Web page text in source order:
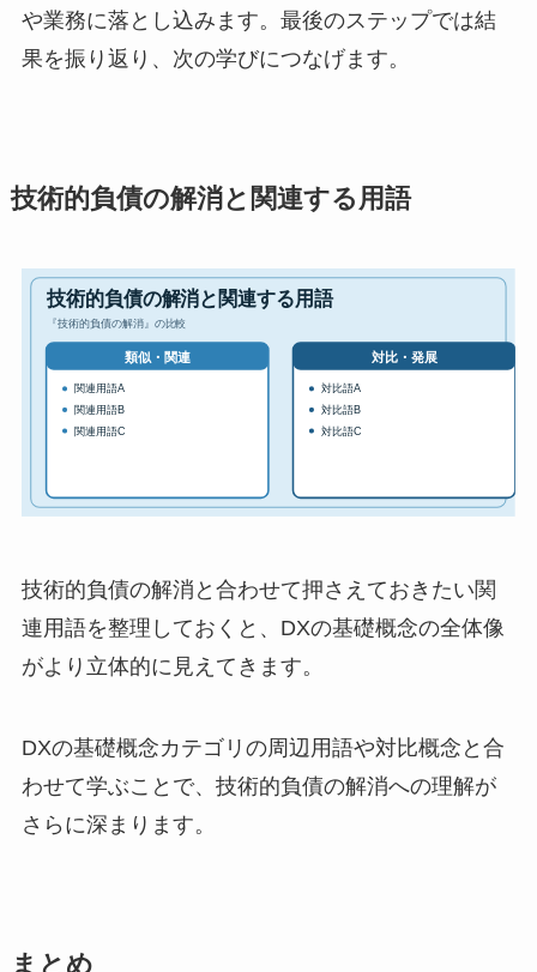
や業務に落とし込みます。最後のステップでは結
果を振り返り、次の学びにつなげます。
技術的負債の解消と関連する用語
技術的負債の解消と合わせて押さえておきたい関
連用語を整理しておくと、DXの基礎概念の全体像
がより立体的に見えてきます。
DXの基礎概念カテゴリの周辺用語や対比概念と合
わせて学ぶことで、技術的負債の解消への理解が
さらに深まります。
まとめ